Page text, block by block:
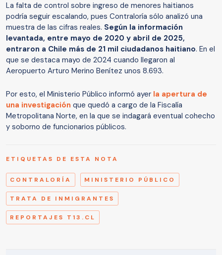
La falta de control sobre ingreso de menores haitianos
podría seguir escalando, pues Contraloría sólo analizó una
muestra de las cifras reales. Según la información
levantada, entre mayo de 2020 y abril de 2025,
entraron a Chile más de 21 mil ciudadanos haitiano. En el
que se destaca mayo de 2024 cuando llegaron al
Aeropuerto Arturo Merino Benítez unos 8.693.
Por esto, el Ministerio Público informó ayer la apertura de
una investigación que quedó a cargo de la Fiscalía
Metropolitana Norte, en la que se indagará eventual cohecho
y soborno de funcionarios públicos.
ETIQUETAS DE ESTA NOTA
CONTRALORÍA MINISTERIO PÚBLICO
TRATA DE INMIGRANTES
REPORTAJES T13.CL